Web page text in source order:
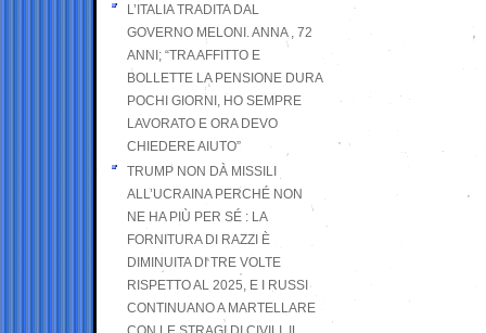
L’ITALIA TRADITA DAL
GOVERNO MELONI. ANNA , 72
ANNI; “TRA AFFITTO E
BOLLETTE LA PENSIONE DURA
POCHI GIORNI, HO SEMPRE
LAVORATO E ORA DEVO
CHIEDERE AIUTO”
TRUMP NON DÀ MISSILI
ALL’UCRAINA PERCHÉ NON
NE HA PIÙ PER SÉ : LA
FORNITURA DI RAZZI È
DIMINUITA DI TRE VOLTE
RISPETTO AL 2025, E I RUSSI
CONTINUANO A MARTELLARE